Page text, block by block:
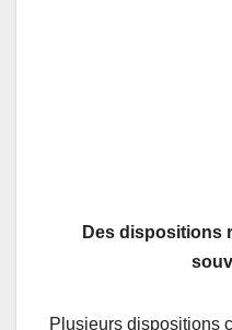
Des dispositions
Plusieurs dispositions